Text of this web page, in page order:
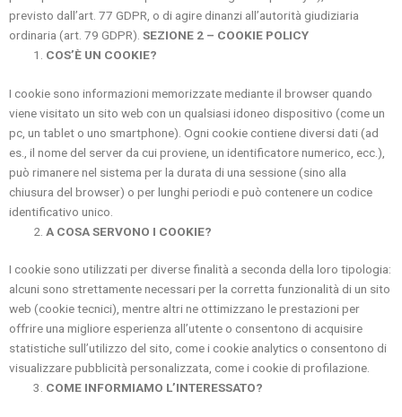
previsto dall’art. 77 GDPR, o di agire dinanzi all’autorità giudiziaria
ordinaria (art. 79 GDPR). SEZIONE 2 – COOKIE POLICY
COS’È UN COOKIE?
I cookie sono informazioni memorizzate mediante il browser quando
viene visitato un sito web con un qualsiasi idoneo dispositivo (come un
pc, un tablet o uno smartphone). Ogni cookie contiene diversi dati (ad
es., il nome del server da cui proviene, un identificatore numerico, ecc.),
può rimanere nel sistema per la durata di una sessione (sino alla
chiusura del browser) o per lunghi periodi e può contenere un codice
identificativo unico.
A COSA SERVONO I COOKIE?
I cookie sono utilizzati per diverse finalità a seconda della loro tipologia:
alcuni sono strettamente necessari per la corretta funzionalità di un sito
web (cookie tecnici), mentre altri ne ottimizzano le prestazioni per
offrire una migliore esperienza all’utente o consentono di acquisire
statistiche sull’utilizzo del sito, come i cookie analytics o consentono di
visualizzare pubblicità personalizzata, come i cookie di profilazione.
COME INFORMIAMO L’INTERESSATO?